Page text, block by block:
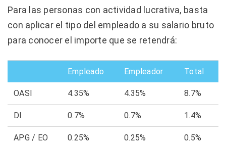
Para las personas con actividad lucrativa, basta
con aplicar el tipo del empleado a su salario bruto
para conocer el importe que se retendrá:
Empleado Empleador Total
OASI 4.35% 4.35% 8.7%
DI 0.7% 0.7% 1.4%
APG / EO 0.25% 0.25% 0.5%